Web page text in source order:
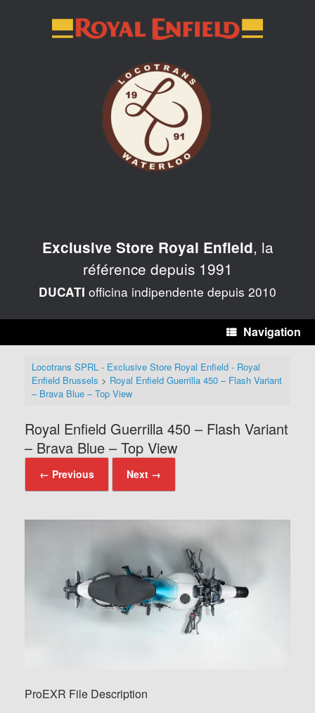
Exclusive Store Royal Enfield, la
référence depuis 1991
DUCATI officina indipendente depuis 2010
Navigation
Locotrans SPRL - Exclusive Store Royal Enfield - Royal
Enfield Brussels > Royal Enfield Guerrilla 450 – Flash Variant
– Brava Blue – Top View
Royal Enfield Guerrilla 450 – Flash Variant
– Brava Blue – Top View
← Previous Next →
ProEXR File Description